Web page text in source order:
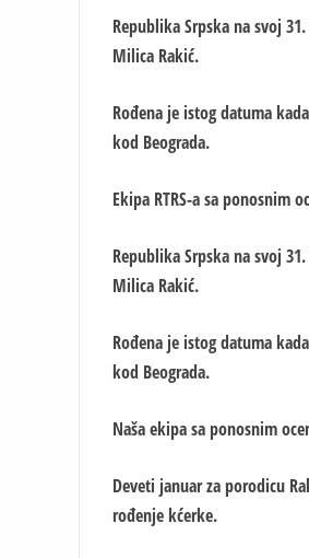
Republika Srpska na svoj
Milica Rakić.
Rođena je istog datuma
kod Beograda.
Ekipa RTRS-a sa ponosnim
Republika Srpska na svoj
Milica Rakić.
Rođena je istog datuma
kod Beograda.
Naša ekipa sa ponosnim
Deveti januar za porodicu
rođenje kćerke.